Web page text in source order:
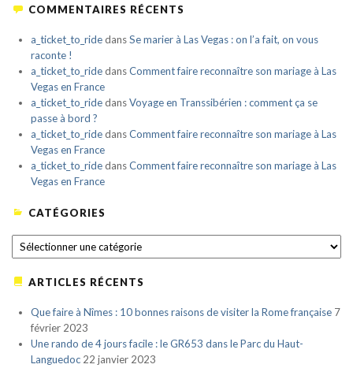
COMMENTAIRES RÉCENTS
a_ticket_to_ridedansSe marier à Las Vegas : on l’a fait, on vous
raconte !
a_ticket_to_ridedansComment faire reconnaître son mariage à Las
Vegas en France
a_ticket_to_ridedansVoyage en Transsibérien : comment ça se
passe à bord ?
a_ticket_to_ridedansComment faire reconnaître son mariage à Las
Vegas en France
a_ticket_to_ridedansComment faire reconnaître son mariage à Las
Vegas en France
CATÉGORIES
CATÉGORIES
ARTICLES RÉCENTS
Que faire à Nîmes : 10 bonnes raisons de visiter la Rome française 7
février 2023
Une rando de 4 jours facile : le GR653 dans le Parc du Haut-
Languedoc 22 janvier 2023